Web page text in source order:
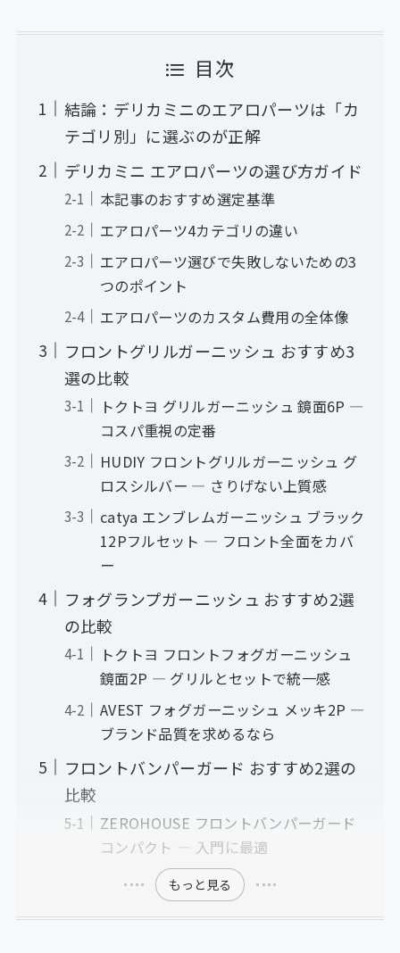
目次
結論：デリカミニのエアロパーツは「カ
テゴリ別」に選ぶのが正解
デリカミニ エアロパーツの選び方ガイド
本記事のおすすめ選定基準
エアロパーツ4カテゴリの違い
エアロパーツ選びで失敗しないための3
つのポイント
エアロパーツのカスタム費用の全体像
フロントグリルガーニッシュ おすすめ3
選の比較
トクトヨ グリルガーニッシュ 鏡面6P —
コスパ重視の定番
HUDIY フロントグリルガーニッシュ グ
ロスシルバー — さりげない上質感
catya エンブレムガーニッシュ ブラック
12Pフルセット — フロント全面をカバ
ー
フォグランプガーニッシュ おすすめ2選
の比較
トクトヨ フロントフォグガーニッシュ
鏡面2P — グリルとセットで統一感
AVEST フォグガーニッシュ メッキ2P —
ブランド品質を求めるなら
フロントバンパーガード おすすめ2選の
比較
ZEROHOUSE フロントバンパーガード
コンパクト — 入門に最適
もっと見る